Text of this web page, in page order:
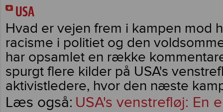
USA
Hvad er vejen frem i kampen mod
racisme i politiet og den
har opsamlet en række
spurgt flere kilder på USA's
aktivistledere, hvor den næste
USA's venstrefløj: En